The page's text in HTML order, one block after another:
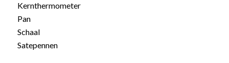
Kernthermometer
Pan
Schaal
Satepennen